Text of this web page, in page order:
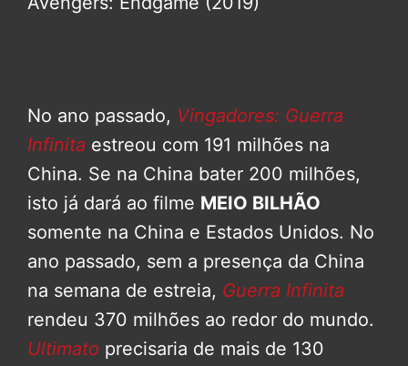
No ano passado, Vingadores: Guerra
Infinita estreou com 191 milhões na
China. Se na China bater 200 milhões,
isto já dará ao filme MEIO BILHÃO
somente na China e Estados Unidos. No
ano passado, sem a presença da China
na semana de estreia, Guerra Infinita
rendeu 370 milhões ao redor do mundo.
Ultimato precisaria de mais de 130